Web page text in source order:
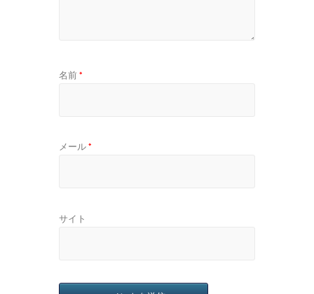
名前*
メール*
サイト